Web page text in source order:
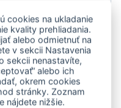
disku
PHEV), Driving
profilu (len
3 Typ 2
Progresívne
DCC Plus -
Liftback PHEV),
cookies na ukladanie
kvality prehliadania.
alebo odmietnuť na
v sekcii Nastavenia
sekcii nenastavíte,
alebo ich
okrem cookies
stránky. Zoznam
nájdete nižšie.